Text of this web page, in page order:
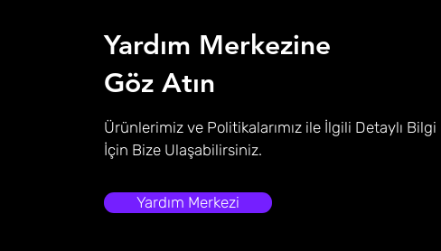
Yardım Merkezine
Göz Atın
Ürünlerimiz ve Politikalarımız ile İlgili Detaylı Bilgi
İçin Bize Ulaşabilirsiniz.
Yardım Merkezi